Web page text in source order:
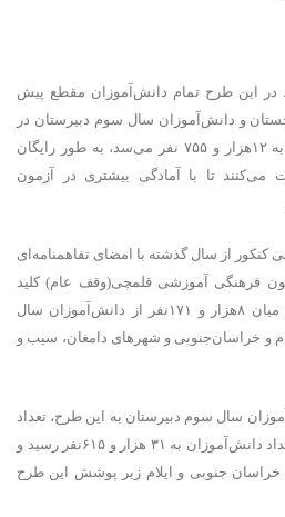
در این طرح تمام دانش‌آموزان مقطع پیش
و دانش‌آموزان سال سوم دبیرستان‌ در
شهر زابل که مجموعا تعداد آنها به ۱۲هزار و ۷۵۵ نفر می‌سد، به طور رایگان
می‌کنند تا با آمادگی بیشتری در آزمون
از سال گذشته با امضای تفاهمنامه‌ای
فرهنگی آموزشی قلمچی(وقف عام) کلید
۲۸هزار و ۲۰۳ جلد کتاب میان ۸هزار و ۱۷۱نفر از دانش‌آموزان سال
و خراسان‌جنوبی و شهرهای دامغان، سیب و
دانش‌آموزان سال سوم دبیرستان به این طرح، تعداد
جلد و تعداد دانش‌آموزان به ۳۱ هزار و ۶۱۵نفر رسید و
خراسان جنوبی و ایلام زیر پوشش این طرح